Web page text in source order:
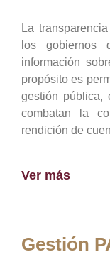
La
los gobiernos
información
propósito es
gestión pública,
combatan la
rendición de
Ver más
Gestión